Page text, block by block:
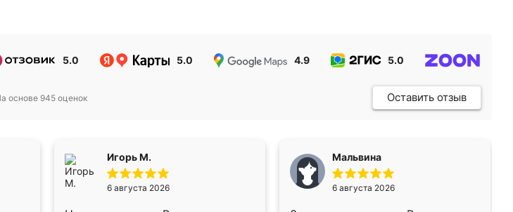
5.0 5.0 4.9 5.0
основе 945 оценок Оставить отзыв
Игорь М.
6 августа 2026
Мальвина
6 августа 2026